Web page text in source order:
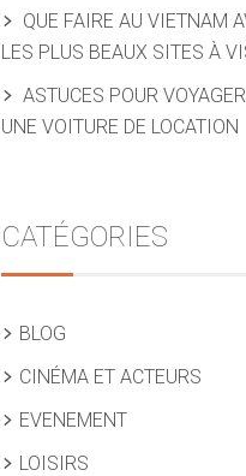
QUE FAIRE AU VIETNAM
LES PLUS BEAUX SITES À
ASTUCES POUR
UNE VOITURE DE LOCATION
CATÉGORIES
BLOG
CINÉMA ET ACTEURS
EVENEMENT
LOISIRS